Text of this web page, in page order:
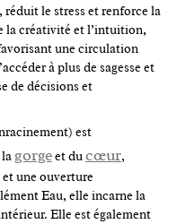
réduit le stress et renforce la
la créativité et l’intuition,
une circulation
à plus de sagesse et
de décisions et
est
gorgeet ducœur,
une ouverture
Eau, elle incarne la
Elle est également